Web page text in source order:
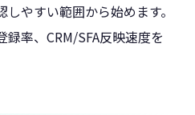
やすい範囲から始めます。
率、CRM/SFA反映速度を